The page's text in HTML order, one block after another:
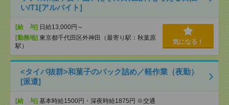
い/T1[アルバイト]
[給 与] 日給13,000円～
[勤務地] 東京都千代田区外神田（最寄り駅：秋葉原
駅）
気になる！
<タイパ抜群>和菓子のパック詰め／軽作業（夜勤）
[派遣]
[給 与] 基本時給1500円・深夜時給1875円 ※交通